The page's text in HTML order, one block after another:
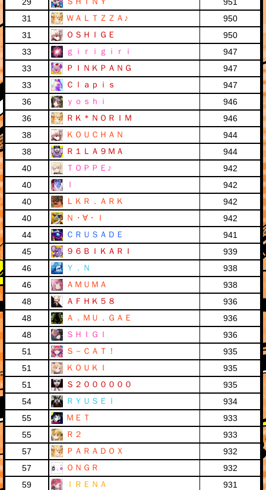
31
ＷＡＬＴＺＺＡ♪
950
31
ＯＳＨＩＧＥ
950
33
ｇｉｒｉｇｉｒｉ
947
33
ＰＩＮＫＰＡＮＧ
947
33
Ｃｌａｐｉｓ
947
36
ｙｏｓｈｉ
946
36
ＲＫ＊ＮＯＲＩＭ
946
38
ＫＯＵＣＨＡＮ
944
38
Ｒ１ＬＡ９ＭＡ
944
40
ＴＯＰＰＥ♪
942
40
Ｉ
942
40
ＬＫＲ．ＡＲＫ
942
40
Ｎ・∀・Ｉ
942
44
ＣＲＵＳＡＤＥ
941
45
９６ＢＩＫＡＲＩ
939
46
Ｙ．Ｎ
938
46
ＡＭＵＭＡ
938
48
ＡＦＨＫ５８
936
48
Ａ．ＭＵ．ＧＡＥ
936
48
ＳＨＩＧＩ
936
51
Ｓ－ＣＡＴ！
935
51
ＫＯＵＫＩ
935
51
Ｓ２００００００
935
54
ＲＹＵＳＥＩ
934
55
ＭＥＴ
933
55
Ｒ２
933
57
ＰＡＲＡＤＯＸ
932
57
ＯＮＧＲ
932
59
ＩＲＥＮＡ
931